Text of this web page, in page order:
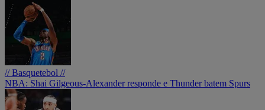
// Basquetebol //
NBA: Shai Gilgeous-Alexander responde e Thunder batem Spurs